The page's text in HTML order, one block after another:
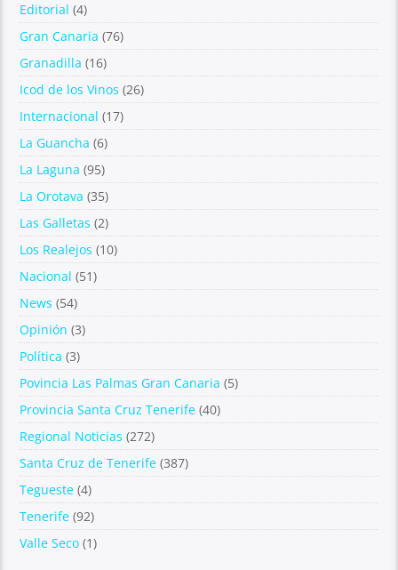
Editorial (4)
Gran Canaria (76)
Granadilla (16)
Icod de los Vinos (26)
Internacional (17)
La Guancha (6)
La Laguna (95)
La Orotava (35)
Las Galletas (2)
Los Realejos (10)
Nacional (51)
News (54)
Opinión (3)
Política (3)
Povincia Las Palmas Gran Canaria (5)
Provincia Santa Cruz Tenerife (40)
Regional Noticias (272)
Santa Cruz de Tenerife (387)
Tegueste (4)
Tenerife (92)
Valle Seco (1)